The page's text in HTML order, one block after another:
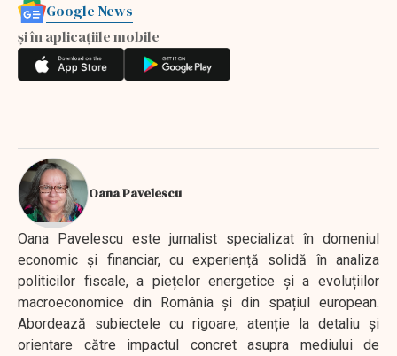
Google News
și în aplicațiile mobile
Oana Pavelescu
Oana Pavelescu este jurnalist specializat în domeniul
economic și financiar, cu experiență solidă în analiza
politicilor fiscale, a piețelor energetice și a evoluțiilor
macroeconomice din România și din spațiul european.
Abordează subiectele cu rigoare, atenție la detaliu și
orientare către impactul concret asupra mediului de